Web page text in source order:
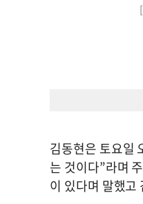
김동현은 토요일
는 것이다”라며
이 있다며 말했고